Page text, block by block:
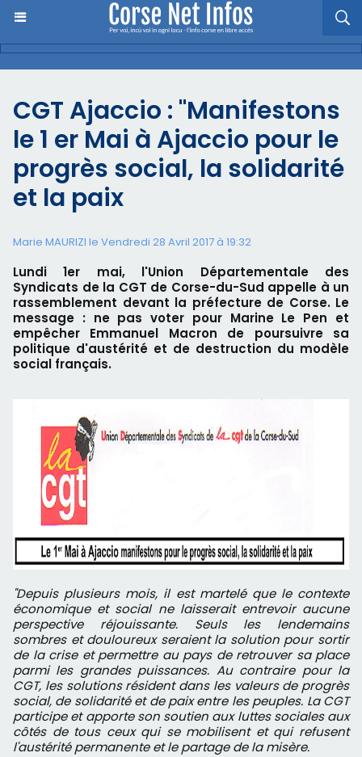
CGT Ajaccio : "Manifestons
le 1 er Mai à Ajaccio pour le
progrès social, la solidarité
et la paix
Marie MAURIZI le Vendredi 28 Avril 2017 à 19:32
Lundi 1er mai, l'Union Départementale des
Syndicats de la CGT de Corse-du-Sud appelle à un
rassemblement devant la préfecture de Corse. Le
message : ne pas voter pour Marine Le Pen et
empêcher Emmanuel Macron de poursuivre sa
politique d'austérité et de destruction du modèle
social français.
"Depuis plusieurs mois, il est martelé que le contexte
économique et social ne laisserait entrevoir aucune
perspective réjouissante. Seuls les lendemains
sombres et douloureux seraient la solution pour sortir
de la crise et permettre au pays de retrouver sa place
parmi les grandes puissances. Au contraire pour la
CGT, les solutions résident dans les valeurs de progrès
social, de solidarité et de paix entre les peuples. La CGT
participe et apporte son soutien aux luttes sociales aux
côtés de tous ceux qui se mobilisent et qui refusent
l'austérité permanente et le partage de la misère.